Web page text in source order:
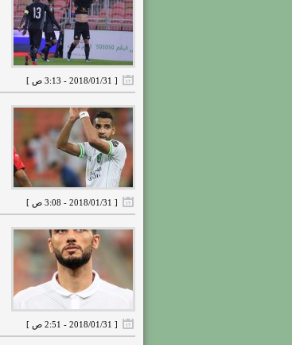
[ 2018/01/31 - 3:13 ص ]
[ 2018/01/31 - 3:08 ص ]
[ 2018/01/31 - 2:51 ص ]